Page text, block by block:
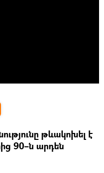
թևակոխել է
90–ն արդեն